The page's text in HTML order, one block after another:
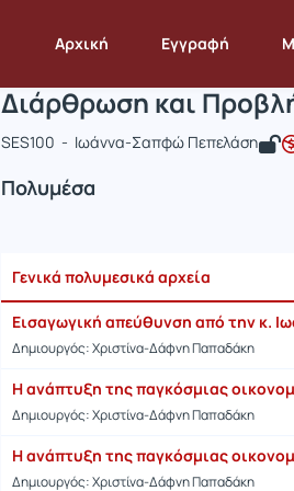
Αρχική Εγγραφή
Αρχική Σελίδα Διάρθρωση και
Μάθημα : Διάρθρωση
Κωδικός : OIK299
Διάρθρωση και
SES100 - Ιωάννα-Σαπφώ Πεπελάση
Πολυμέσα
Γενικά πολυμεσικά αρχεία
Εισαγωγική απεύθυνση από την κ.
Δημιουργός: Χριστίνα-Δάφνη Παπαδάκη
Η ανάπτυξη της παγκόσμιας
Δημιουργός: Χριστίνα-Δάφνη Παπαδάκη
Η ανάπτυξη της παγκόσμιας
Δημιουργός: Χριστίνα-Δάφνη Παπαδάκη